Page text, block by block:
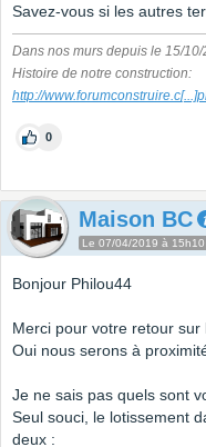
Savez-vous si les autres
Dans nos murs depuis le 15/10/
Histoire de notre construction:
http://www.forumconstruire.c[...]
0
Maison BC
Le 07/04/2019 à 15h10
Bonjour Philou44
Merci pour votre retour sur
Oui nous serons à
Je ne sais pas quels sont
Seul souci, le lotissement
deux :